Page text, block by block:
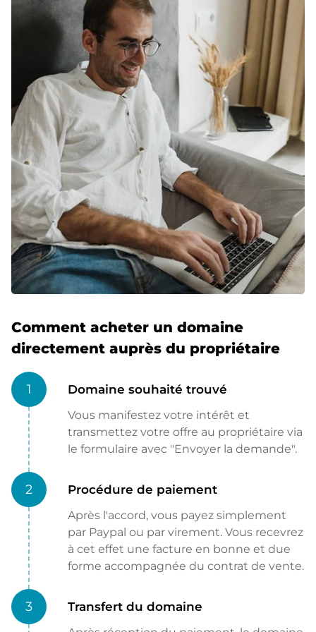
Comment acheter un domaine
directement auprès du propriétaire
1 Domaine souhaité trouvé
Vous manifestez votre intérêt et
transmettez votre offre au propriétaire via
le formulaire avec "Envoyer la demande".
2 Procédure de paiement
Après l'accord, vous payez simplement
par Paypal ou par virement. Vous recevrez
à cet effet une facture en bonne et due
forme accompagnée du contrat de vente.
3 Transfert du domaine